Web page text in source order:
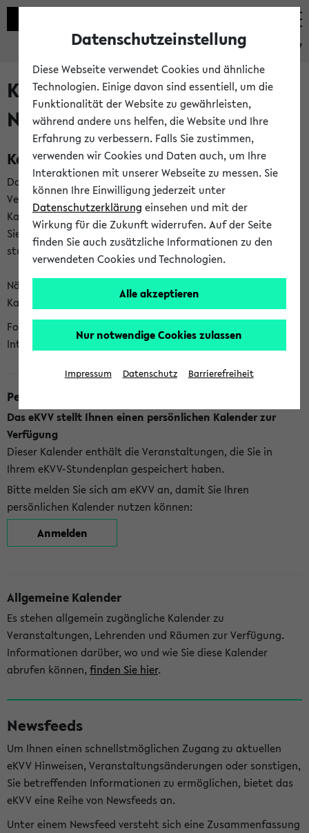
eKVV
Kalenderintegration und
Newsfeeds
Kalenderintegration
Das eKVV bietet Ihnen die Möglichkeit,
Veranstaltungstermine in eine Vielzahl von
Kalenderanwendungen einzubinden. Auf diese Weise können
Sie einen gemeinsamen Überblick über Ihre privaten und
studienbezogenen Termine erhalten.
Näheres zu Vorteilen und Funktionsweise der
Kalenderintegration können Sie auf unserer
Folgende Kalender bietet Ihnen das eKVV derzeit zur
Integration an:
Persönlicher Kalender
Das eKVV stellt Ihnen einen persönlichen Kalender zur
Verfügung
Dieser Kalender enthält die Veranstaltungen, die Sie in
Ihrem eKVV-Stundenplan gespeichert haben.
Bitte melden Sie sich am eKVV an, damit Sie Ihren
persönlichen Kalender nutzen können:
Anmelden
Allgemeine Kalender
Es stehen allgemein zugängliche Kalender zu
Veranstaltungen, Lehrenden und Räumen zur Verfügung.
Informationen darüber, wo und wie Sie diese Kalender
abrufen können, finden Sie hier.
Newsfeeds
Um Ihnen einen schnellstmöglichen Zugang zu aktuellen
eKVV Hinweisen, Veranstaltungsänderungen oder sonstigen,
Sie betreffenden Informationen zu ermöglichen, bietet das
eKVV eine Reihe von Newsfeeds an.
Unter einem Newsfeed versteht sich eine Zusammenfassung
Datenschutzeinstellung
Diese Webseite verwendet Cookies und ähnliche
Technologien. Einige davon sind essentiell, um die
Funktionalität der Website zu gewährleisten,
während andere uns helfen, die Website und Ihre
Erfahrung zu verbessern. Falls Sie zustimmen,
verwenden wir Cookies und Daten auch, um Ihre
Interaktionen mit unserer Webseite zu messen. Sie
können Ihre Einwilligung jederzeit unter
Datenschutzerklärung einsehen und mit der
Wirkung für die Zukunft widerrufen. Auf der Seite
finden Sie auch zusätzliche Informationen zu den
verwendeten Cookies und Technologien.
Alle akzeptieren
Nur notwendige Cookies zulassen
Impressum Datenschutz Barrierefreiheit